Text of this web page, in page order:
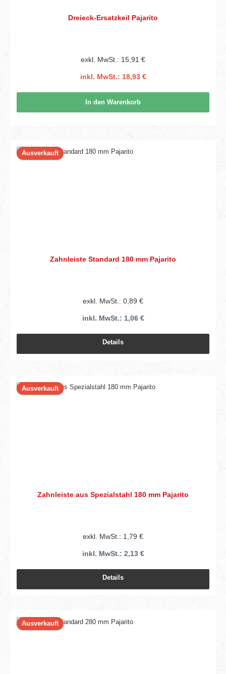
Dreieck-Ersatzkeil Pajarito
exkl. MwSt.: 15,91 €
inkl. MwSt.: 18,93 €
In den Warenkorb
Ausverkauft
Zahnleiste Standard 180 mm Pajarito
exkl. MwSt.: 0,89 €
inkl. MwSt.: 1,06 €
Details
Ausverkauft
Zahnleiste aus Spezialstahl 180 mm Pajarito
exkl. MwSt.: 1,79 €
inkl. MwSt.: 2,13 €
Details
Ausverkauft